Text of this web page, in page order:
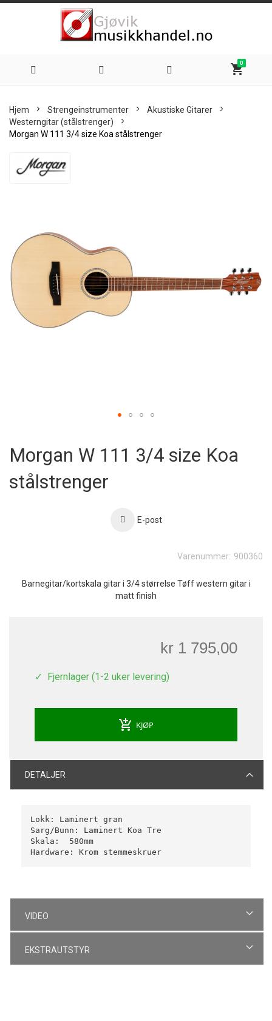
shopping_cart
0
Hjem Strengeinstrumenter
Akustiske Gitarer
Westerngitar (stålstrenger)
Morgan W 111 3/4 size Koa stålstrenger
gallery
the
beginning
of
the
Morgan W 111 3/4 size Koa
stålstrenger
E-post
Varenummer: 900360
Barnegitar/kortskala gitar i 3/4 størrelse Tøff western gitar i
matt finish
kr 1 795,00
Fjernlager (1-2 uker levering)
add_shopping_cart KJØP
DETALJER
Lokk: Laminert gran
Sarg/Bunn: Laminert Koa Tre
Skala:  580mm
Hardware: Krom stemmeskruer
VIDEO
EKSTRAUTSTYR